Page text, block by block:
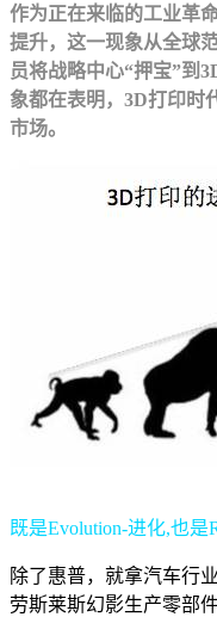
作为正在来临的工业革
提升，这一现象从全球
员将战略中心“押宝”到
象都在表明，3D打印时
市场。
既是Evolution-进化,也是
除了惠普，就拿汽车行
劳斯莱斯幻影生产零部